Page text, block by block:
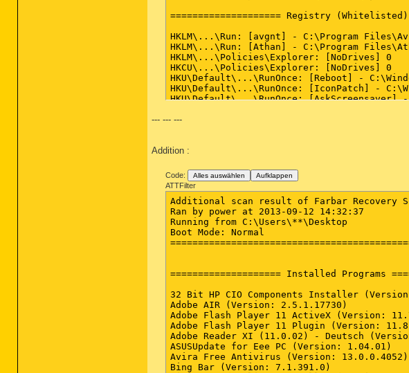
--- --- ---
Addition :
Code: Alles auswählen Aufklappen
ATTFilter
Additional scan result of Farbar Recovery
Ran by power at 2013-09-12 14:32:37
Running from C:\Users\**\Desktop
Boot Mode: Normal
==================== Installed Programs
32 Bit HP CIO Components Installer
Adobe AIR (Version: 2.5.1.17730)
Adobe Flash Player 11 ActiveX (Version:
Adobe Flash Player 11 Plugin (Version:
Adobe Reader XI (11.0.02) - Deutsch
ASUSUpdate for Eee PC (Version: 1.04.01)
Avira Free Antivirus (Version: 13.0.0.4052)
Bing Bar (Version: 7.1.391.0)